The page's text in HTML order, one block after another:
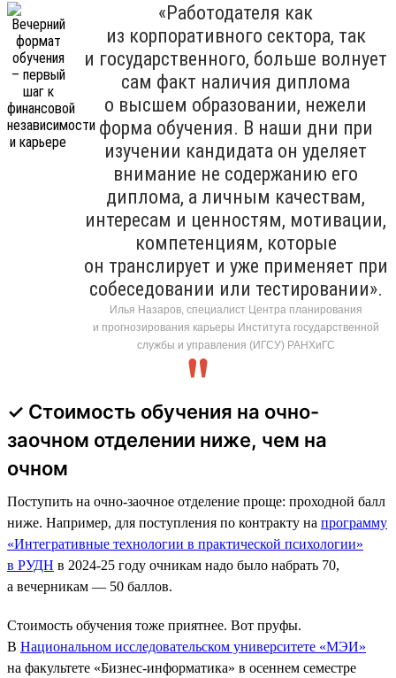
«Работодателя как
из корпоративного сектора, так
и государственного, больше волнует
сам факт наличия диплома
о высшем образовании, нежели
форма обучения. В наши дни при
изучении кандидата он уделяет
внимание не содержанию его
диплома, а личным качествам,
интересам и ценностям, мотивации,
компетенциям, которые
он транслирует и уже применяет при
собеседовании или тестировании».
Илья Назаров, специалист Центра планирования
и прогнозирования карьеры Института государственной
службы и управления (ИГСУ) РАНХиГС
✓ Стоимость обучения на очно-
заочном отделении ниже, чем на
очном
Поступить на очно-заочное отделение проще: проходной балл
ниже. Например, для поступления по контракту на программу
«Интегративные технологии в практической психологии»
в РУДН в 2024-25 году очникам надо было набрать 70,
а вечерникам — 50 баллов.
Стоимость обучения тоже приятнее. Вот пруфы.
В Национальном исследовательском университете «МЭИ»
на факультете «Бизнес-информатика» в осеннем семестре